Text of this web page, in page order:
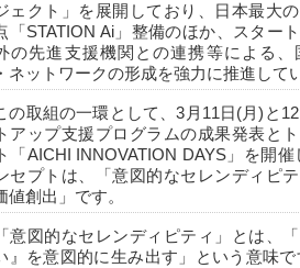
ェクト」を展開しており、日本最大
「STATION Ai」整備のほか、スター
の先進支援機関との連携等による
ネットワークの形成を強力に推進して
取組の一環として、3月11日(月)と
アップ支援プログラムの成果発表と
「AICHI INNOVATION DAYS」を開
セプトは、「意図的なセレンディピ
値創出」です。
図的なセレンディピティ」とは、
』を意図的に生み出す」という意味